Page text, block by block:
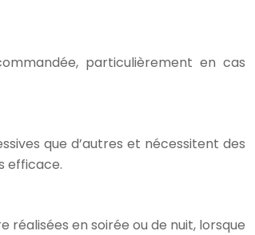
particulièrement en cas
que d’autres et nécessitent des
efficace.
réalisées en soirée ou de nuit, lorsque